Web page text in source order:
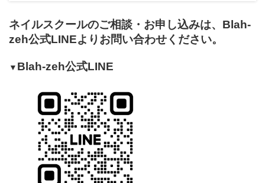
ネイルスクールのご相談・お申し込みは、Blah-
zeh公式LINEよりお問い合わせください。
▼ Blah-zeh公式LINE